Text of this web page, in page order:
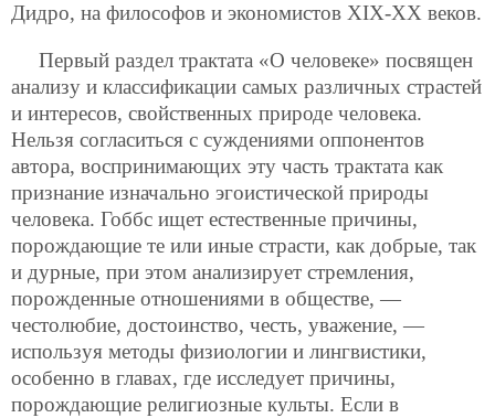
Дидро, на философов и экономистов XIX-XX веков.
Первый раздел трактата «О человеке» посвящен
анализу и классификации самых различных страстей
и интересов, свойственных природе человека.
Нельзя согласиться с суждениями оппонентов
автора, воспринимающих эту часть трактата как
признание изначально эгоистической природы
человека. Гоббс ищет естественные причины,
порождающие те или иные страсти, как добрые, так
и дурные, при этом анализирует стремления,
порожденные отношениями в обществе, —
честолюбие, достоинство, честь, уважение, —
используя методы физиологии и лингвистики,
особенно в главах, где исследует причины,
порождающие религиозные культы. Если в